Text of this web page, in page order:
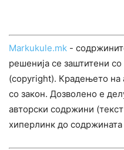
Markukule.mk -
решенија се заштитени
(copyright). Крадењето на
со закон. Дозволено е
авторски содржини
хиперлинк до